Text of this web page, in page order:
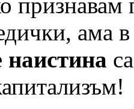
ама
наистина